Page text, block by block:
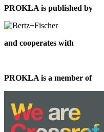
PROKLA is published by
and cooperates with
PROKLA is a member of